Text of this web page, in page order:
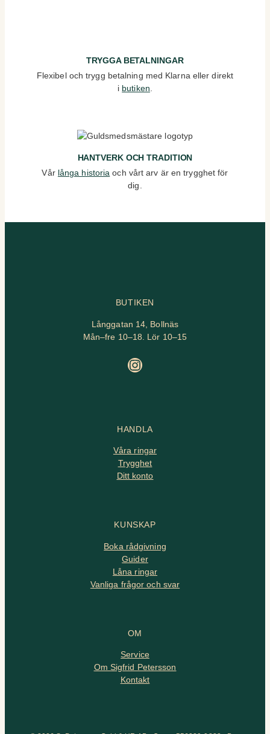
TRYGGA BETALNINGAR
Flexibel och trygg betalning med Klarna eller direkt
i butiken
HANTVERK OCH TRADITION
Vår långa historia och vårt arv är en trygghet för
dig.
BUTIKEN
Långgatan 14, Bollnäs
Mån–fre 10–18. Lör 10–15
Instagram
HANDLA
Våra ringar
Trygghet
Ditt konto
KUNSKAP
Boka rådgivning
Guider
Låna ringar
Vanliga frågor och svar
OM
Service
Om Sigfrid Petersson
Kontakt